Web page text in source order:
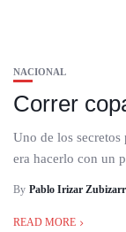
NACIONAL
Correr
Uno de los
era hacerlo con un
By Pablo Irizar
READ MORE